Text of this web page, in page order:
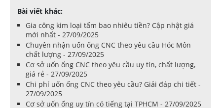
Bài viết khác:
Gia công kim loại tấm bao nhiêu tiền? Cập nhật giá
mới nhất - 27/09/2025
Chuyên nhận uốn ống CNC theo yêu cầu Hóc Môn
chất lượng - 27/09/2025
Cơ sở uốn ống CNC theo yêu cầu uy tín, chất lượng,
giá rẻ - 27/09/2025
Chi phí uốn ống CNC theo yêu cầu? Giải đáp chi tiết -
27/09/2025
Cơ sở uốn ống uy tín có tiếng tại TPHCM - 27/09/2025